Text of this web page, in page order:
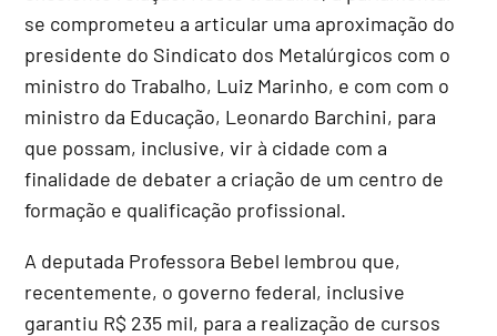
se comprometeu a articular uma aproximação do
presidente do Sindicato dos Metalúrgicos com o
ministro do Trabalho, Luiz Marinho, e com com o
ministro da Educação, Leonardo Barchini, para
que possam, inclusive, vir à cidade com a
finalidade de debater a criação de um centro de
formação e qualificação profissional.
A deputada Professora Bebel lembrou que,
recentemente, o governo federal, inclusive
garantiu R$ 235 mil, para a realização de cursos